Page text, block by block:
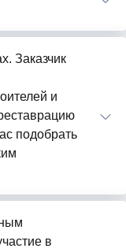
Заказчик
и
подобрать
в